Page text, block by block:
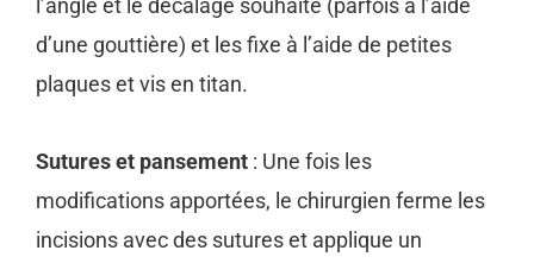
l’angle et le décalage souhaité (parfois à l’aide
d’une gouttière) et les fixe à l’aide de petites
plaques et vis en titan.
Sutures et pansement : Une fois les
modifications apportées, le chirurgien ferme les
incisions avec des sutures et applique un